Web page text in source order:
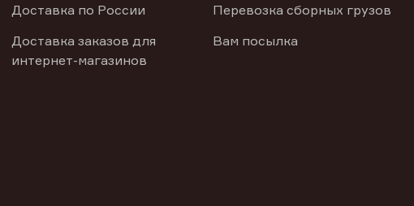
Доставка по России
Доставка заказов для
интернет-магазинов
Перевозка сборных грузов
Вам посылка